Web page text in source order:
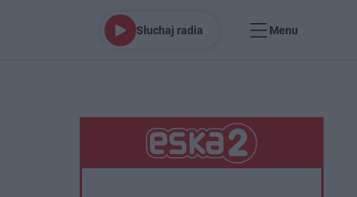
Słuchaj radia Menu